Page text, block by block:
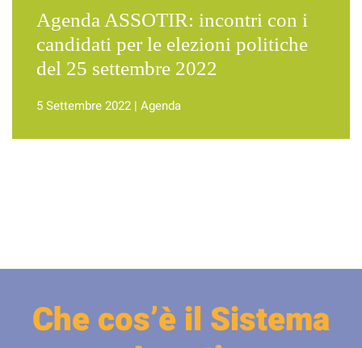
Agenda ASSOTIR: incontri con i
candidati per le elezioni politiche
del 25 settembre 2022
5 Settembre 2022 | Agenda
Che cos’è il Sistema